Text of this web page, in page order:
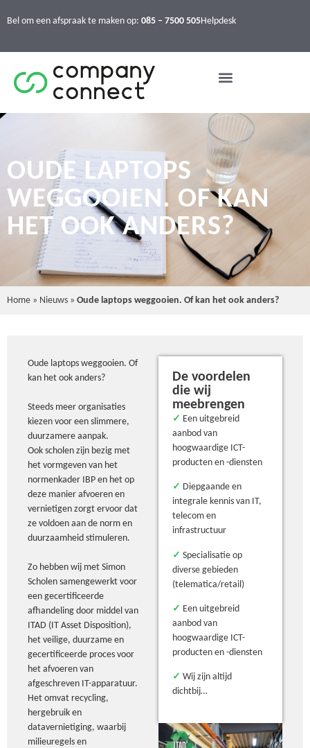
Bel om een afspraak te maken op: 085 – 7500 505Helpdesk
OUDE LAPTOPS
WEGGOOIEN. OF KAN
HET OOK ANDERS?
Home » Nieuws » Oude laptops weggooien. Of kan het ook anders?
Oude laptops weggooien. Of
kan het ook anders?
Steeds meer organisaties
kiezen voor een slimmere,
duurzamere aanpak.
Ook scholen zijn bezig met
het vormgeven van het
normenkader IBP en het op
deze manier afvoeren en
vernietigen zorgt ervoor dat
ze voldoen aan de norm en
duurzaamheid stimuleren.
Zo hebben wij met Simon
Scholen samengewerkt voor
een gecertificeerde
afhandeling door middel van
ITAD (IT Asset Disposition),
het veilige, duurzame en
gecertificeerde proces voor
het afvoeren van
afgeschreven IT-apparatuur.
Het omvat recycling,
hergebruik en
datavernietiging, waarbij
milieuregels en
De voordelen
die wij
meebrengen
✓ Een uitgebreid
aanbod van
hoogwaardige ICT-
producten en -diensten
✓ Diepgaande en
integrale kennis van IT,
telecom en
infrastructuur
✓ Specialisatie op
diverse gebieden
(telematica/retail)
✓ Een uitgebreid
aanbod van
hoogwaardige ICT-
producten en -diensten
✓ Wij zijn altijd
dichtbij…